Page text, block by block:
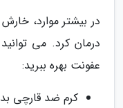
در بیشتر موارد،
درمان کرد. می
عفونت بهره ببرید:
کرم ضد قارچی